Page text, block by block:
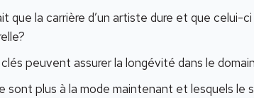
que la carrière d’un artiste dure et que celui-ci
peuvent assurer la longévité dans le
sont plus à la mode maintenant et lesquels le